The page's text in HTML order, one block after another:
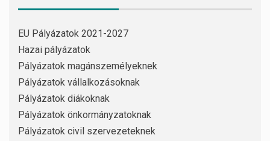
EU Pályázatok 2021-2027
Hazai pályázatok
Pályázatok magánszemélyeknek
Pályázatok vállalkozásoknak
Pályázatok diákoknak
Pályázatok önkormányzatoknak
Pályázatok civil szervezeteknek